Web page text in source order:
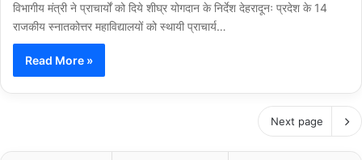
विभागीय मंत्री ने प्राचार्यों को दिये शीघ्र योगदान के निर्देश देहरादूनः प्रदेश के 14
राजकीय स्नातकोत्तर महाविद्यालयों को स्थायी प्राचार्य…
Read More »
Next page